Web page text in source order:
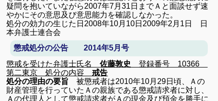
疑問を抱いていながら2007年7月31 日までＡと面談せず速
やかにその意思及び意思能力を確認しなかった。
処分の効力の生じた日 2008年10月 10日 2009年2 月 1 日 日
本弁護士連合会
懲戒処分の公告 2014年5月号
懲戒を受けた弁護士氏名佐藤敦史 登録番号 10366
第二東京 処分の内容戒告
処分の理由の要旨被懲戒者は2010年10月 29日頃、Ａの
財産管理を行っていたＡの親族である懲戒請求者に対し、
Ａの代理人として懲戒請求者がＡの現金及び預金を勝手に